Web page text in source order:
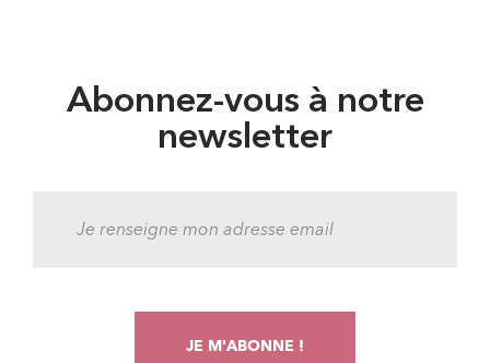
Abonnez-vous à notre
newsletter